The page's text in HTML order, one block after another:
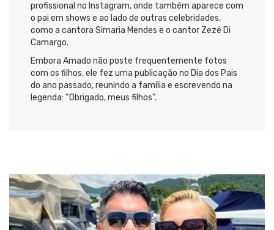
profissional no Instagram, onde também aparece com
o pai em shows e ao lado de outras celebridades,
como a cantora Simaria Mendes e o cantor Zezé Di
Camargo.
Embora Amado não poste frequentemente fotos
com os filhos, ele fez uma publicação no Dia dos Pais
do ano passado, reunindo a família e escrevendo na
legenda: “Obrigado, meus filhos”.